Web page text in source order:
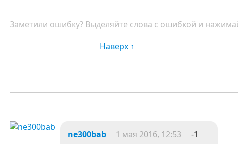
Заметили ошибку? Выделяйте слова с ошибкой и
Наверх ↑
ne300bab 1 мая 2016, 12:53
-1